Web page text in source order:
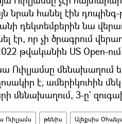
նրան հանել էին
դեկտեմբերին նա
էր, որ չի ծրագրում
թվականին US Open-
Ուիլյամսը
է, ամերիկուհին
մենախաղում, 3-ը`
Ուիլյամս թենիս Ալեքսիս